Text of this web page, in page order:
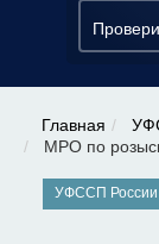
Главная
МРО по
УФССП России